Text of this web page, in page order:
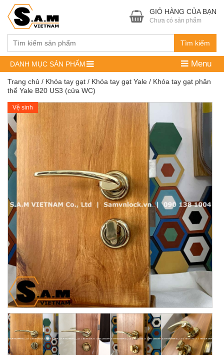
Tìm kiếm
GIỎ HÀNG CỦA BẠN
Chưa có sản phẩm
DANH MỤC SẢN PHẨM Menu
Trang chủ / Khóa tay gạt / Khóa tay gạt Yale / Khóa tay gạt phân
thể Yale B20 US3 (cửa WC)
Vệ sinh